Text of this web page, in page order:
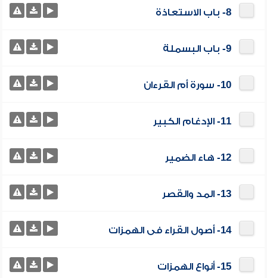
8- باب الاستعاذة
9- باب البسملة
10- سورة أم القرءان
11- الإدغام الكبير
12- هاء الضمير
13- المد والقصر
14- أصول القراء فى الهمزات
15- أنواع الهمزات